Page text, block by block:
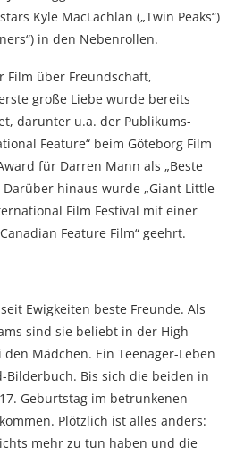
Kyle MacLachlan („Twin Peaks“)
in den Nebenrollen.
Film über Freundschaft,
große Liebe wurde bereits
darunter u.a. der Publikums-
Feature“ beim Göteborg Film
für Darren Mann als „Beste
hinaus wurde „Giant Little
Film Festival mit einer
Feature Film“ geehrt.
Ewigkeiten beste Freunde. Als
sind sie beliebt in der High
Mädchen. Ein Teenager-Leben
Bilderbuch. Bis sich die beiden in
Geburtstag im betrunkenen
Plötzlich ist alles anders:
mehr zu tun haben und die